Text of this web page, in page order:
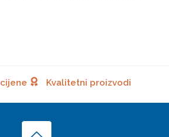
Kvalitetni proizvodi